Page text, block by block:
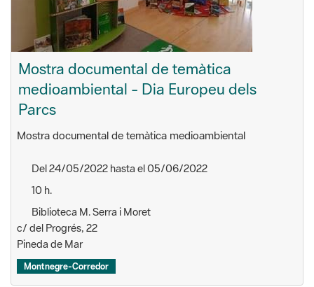
Mostra documental de temàtica
medioambiental - Dia Europeu dels
Parcs
Mostra documental de temàtica medioambiental
Del 24/05/2022 hasta el 05/06/2022
10 h.
Biblioteca M. Serra i Moret
c/ del Progrés, 22
Pineda de Mar
Montnegre-Corredor